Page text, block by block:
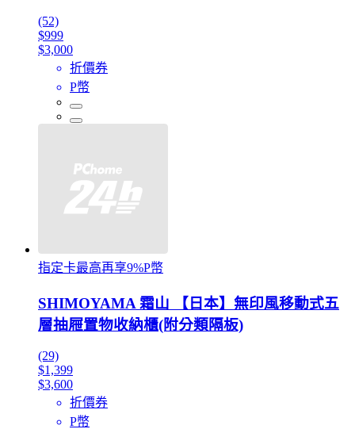
(52)
$999
$3,000
折價券
P幣
指定卡最高再享9%P幣
SHIMOYAMA 霜山 【日本】無印風移動式五
層抽屜置物收納櫃(附分類隔板)
(29)
$1,399
$3,600
折價券
P幣